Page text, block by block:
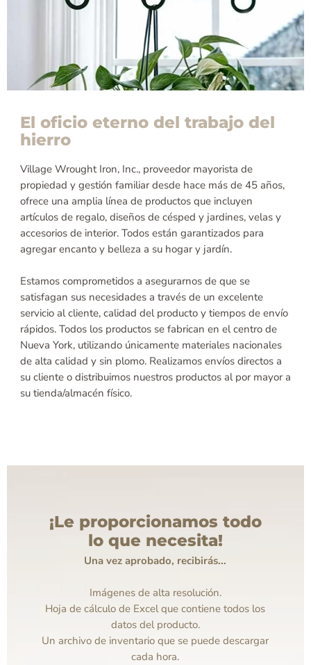
El oficio eterno del trabajo del
hierro
Village Wrought Iron, Inc., proveedor mayorista de
propiedad y gestión familiar desde hace más de 45 años,
ofrece una amplia línea de productos que incluyen
artículos de regalo, diseños de césped y jardines, velas y
accesorios de interior. Todos están garantizados para
agregar encanto y belleza a su hogar y jardín.
Estamos comprometidos a asegurarnos de que se
satisfagan sus necesidades a través de un excelente
servicio al cliente, calidad del producto y tiempos de envío
rápidos. Todos los productos se fabrican en el centro de
Nueva York, utilizando únicamente materiales nacionales
de alta calidad y sin plomo. Realizamos envíos directos a
su cliente o distribuimos nuestros productos al por mayor a
su tienda/almacén físico.
¡Le proporcionamos todo
lo que necesita!
Una vez aprobado, recibirás...
Imágenes de alta resolución.
Hoja de cálculo de Excel que contiene todos los
datos del producto.
Un archivo de inventario que se puede descargar
cada hora.